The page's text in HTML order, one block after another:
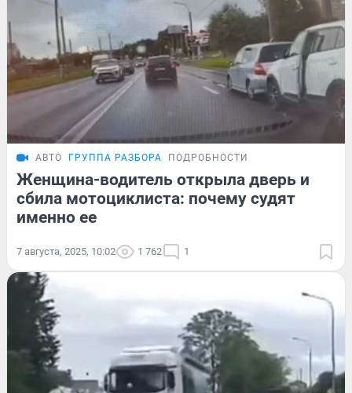
АВТО ГРУППА РАЗБОРА ПОДРОБНОСТИ
Женщина-водитель открыла дверь и
сбила мотоциклиста: почему судят
именно ее
7 августа, 2025, 10:02 1 762 1